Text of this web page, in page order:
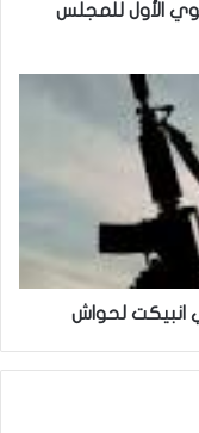
الأول للمجلس
لحواش